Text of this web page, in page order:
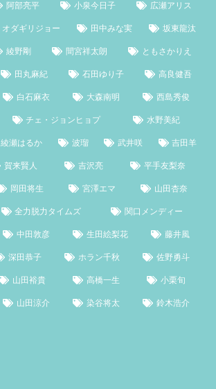
阿部亮平 小泉今日子 広瀬アリス
オダギリジョー 田中みな実 坂東龍汰
綾野剛 間宮祥太朗 ともさかりえ
田丸麻紀 石田ゆり子 高良健吾
白石麻衣 大森南明 西島秀俊
チェ・ジョンヒョプ 水野美紀
綾瀬はるか 波瑠 武井咲 吉田羊
賀来賢人 吉沢亮 平手友梨奈
岡田将生 宮澤エマ 山田杏奈
全力脱力タイムズ 関口メンディー
中田敦彦 生田絵梨花 藤井風
深田恭子 ホラン千秋 佐野勇斗
山田裕貴 高橋一生 小栗旬
山田涼介 染谷将太 鈴木浩介